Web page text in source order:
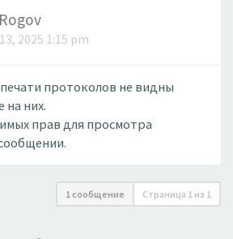
2025 1:15 pm
протоколов не видны
них.
прав для просмотра
1 сообщение Страница 1 из 1